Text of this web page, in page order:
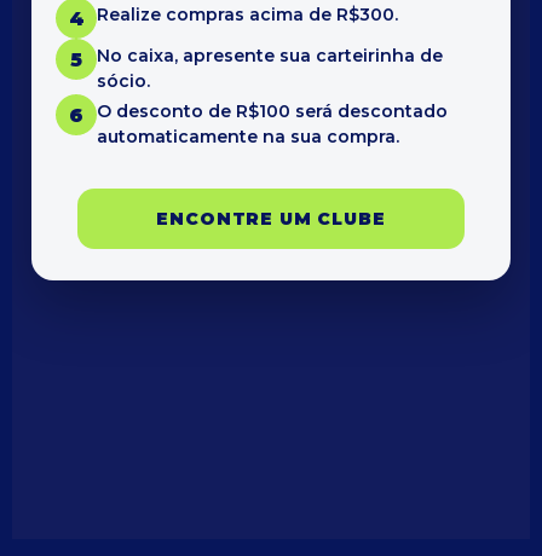
4 Realize compras acima de R$300.
5
No caixa, apresente sua carteirinha de
sócio.
6
O desconto de R$100 será descontado
automaticamente na sua compra.
ENCONTRE UM CLUBE